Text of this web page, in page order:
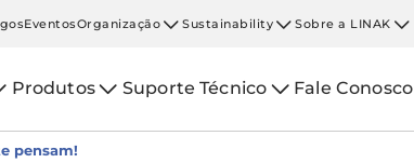
EventosOrganização Sustainability Sobre a LINAK
Produtos Suporte Técnico Fale Conosco
pensam!